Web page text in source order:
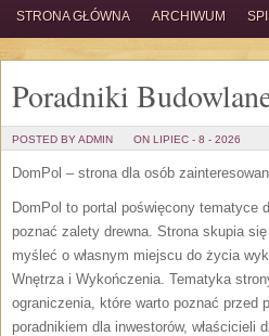
STRONA GŁÓWNA ARCHIWUM
Poradniki
POSTED BY ADMIN ON LIPIEC - 8 - 2026
DomPol – strona dla osób
DomPol to portal poświęcony tematyce
poznać zalety drewna. Strona skupia
myśleć o własnym miejscu do życia
Wnętrza i Wykończenia. Tematyka
ograniczenia, które warto poznać przed
poradnikiem dla inwestorów, właścicieli